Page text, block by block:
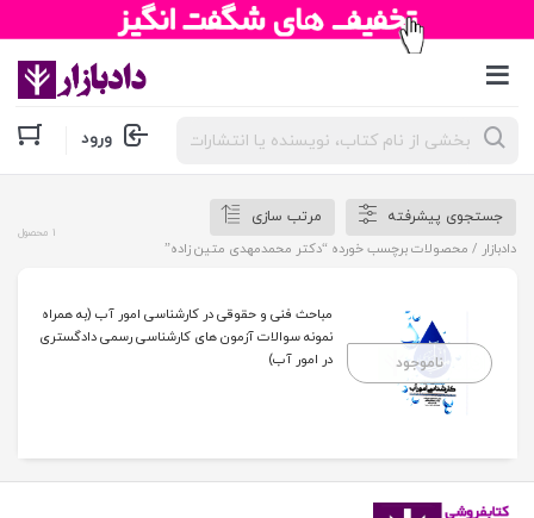
جستجوی
محصولات ورود
جستجوی پیشرفته
مرتب سازی
دادبازار / محصولات برچسب خورده “دکتر محمدمهدی متین زاده”
1 محصول
ناموجود
مباحث فنی و حقوقی در کارشناسی امور آب (به همراه
نمونه سوالات آزمون های کارشناسی رسمی دادگستری
در امور آب)